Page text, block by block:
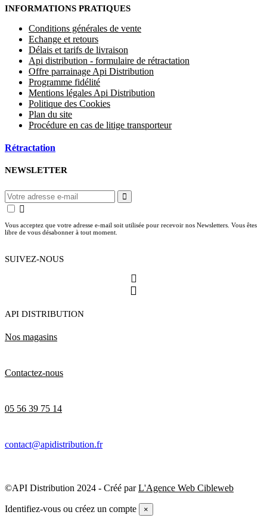
INFORMATIONS PRATIQUES
Conditions générales de vente
Echange et retours
Délais et tarifs de livraison
Api distribution - formulaire de rétractation
Offre parrainage Api Distribution
Programme fidélité
Mentions légales Api Distribution
Politique des Cookies
Plan du site
Procédure en cas de litige transporteur
Rétractation
NEWSLETTER
Vous acceptez que votre adresse e-mail soit utilisée pour recevoir nos Newsletters. Vous êtes
libre de vous désabonner à tout moment.
SUIVEZ-NOUS
API DISTRIBUTION
Nos magasins
Contactez-nous
05 56 39 75 14
contact@apidistribution.fr
©API Distribution 2024 - Créé parL'Agence Web Cibleweb
Identifiez-vous ou créez un compte ×